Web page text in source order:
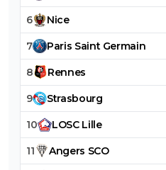
6 Nice
7 Paris Saint Germain
8 Rennes
9 Strasbourg
10 LOSC Lille
11 Angers SCO